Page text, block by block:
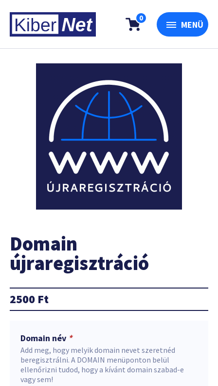
0
MENÜ
Domain
újraregisztráció
2500 Ft
Domain név *
Add meg, hogy melyik domain nevet szeretnéd
beregisztrálni. A DOMAIN menüponton belül
ellenőrizni tudod, hogy a kívánt domain szabad-e
vagy sem!